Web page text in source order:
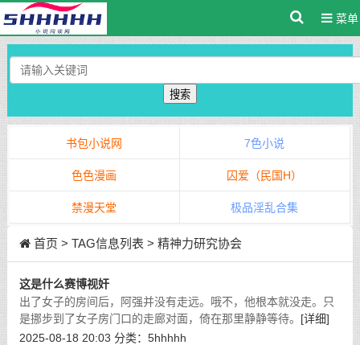
菜单
搜索
书包小说网 7色小说
色色漫画 囚爱（民国H）
禁漫天堂 极品淫乱合集
首页 > TAG信息列表 > 精神力研究协会
这是什么赛博视奸
出了女子的房间后，阿强并没有走远。哦不，他根本就没走。只
是挪步到了女子房门口的走廊对面，倚在那里静静等待。 [详细]
2025-08-18 20:03 分类： 5hhhhh